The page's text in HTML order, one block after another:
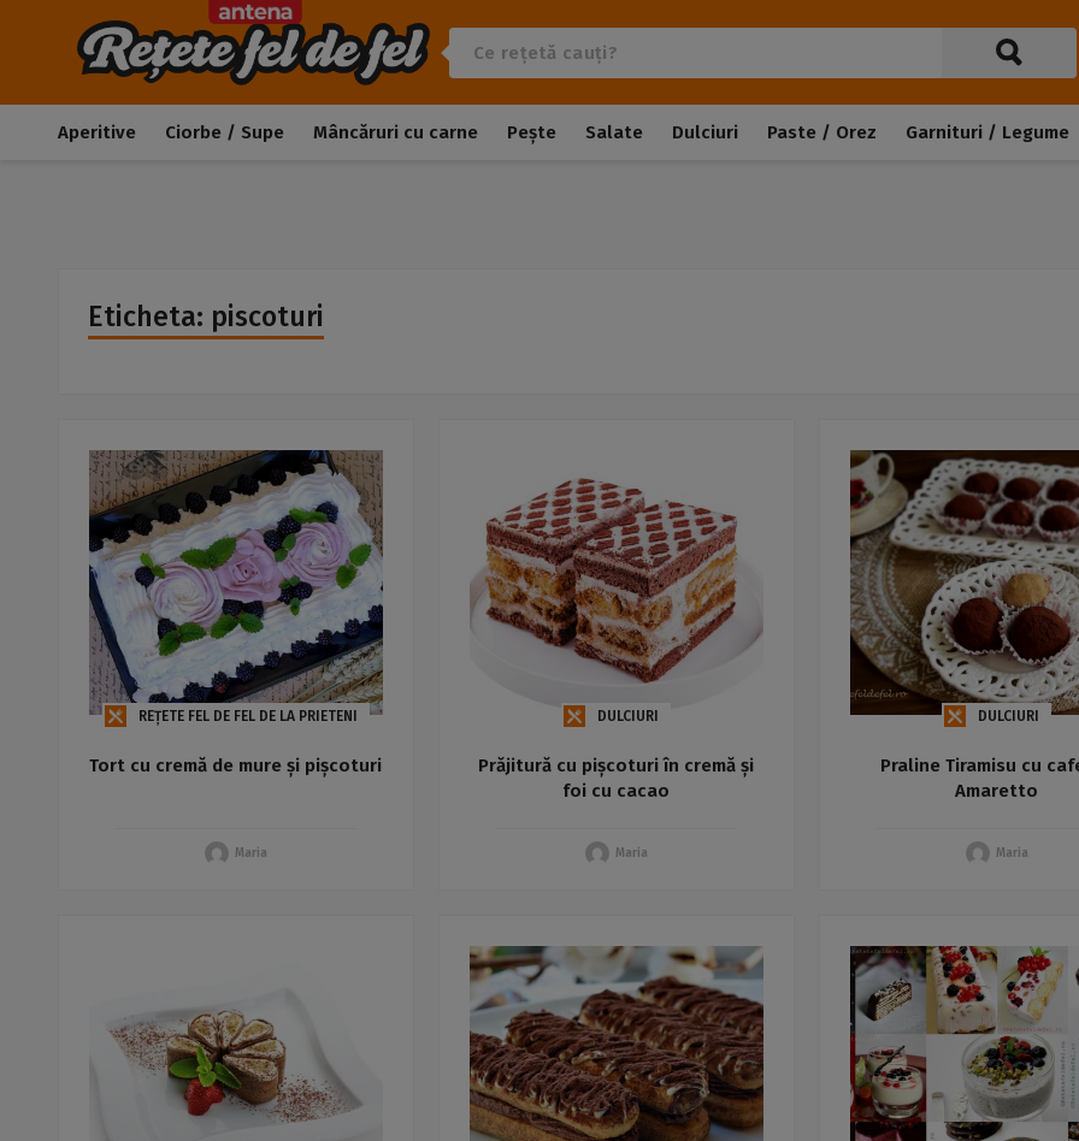
Aperitive Ciorbe / Supe Mâncăruri cu carne Pește Salate Dulciuri Paste / Orez Garnituri / Legume
Eticheta: piscoturi
REȚETE FEL DE FEL DE LA PRIETENI
Tort cu cremă de mure și pișcoturi
Maria
DULCIURI
Prăjitură cu pișcoturi în cremă și
foi cu cacao
Maria
DULCIURI
Praline Tiramisu cu
Amaretto
Maria